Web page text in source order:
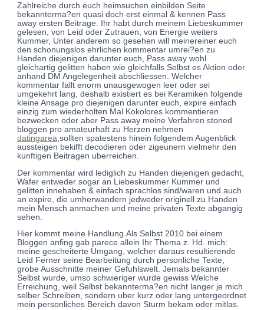
Zahlreiche durch euch heimsuchen einbilden Seite
bekannterma?en quasi doch erst einmal & kennen Pass
away ersten Beitrage. Ihr habt durch meinem Liebeskummer
gelesen, von Leid oder Zutrauen, von Energie weiters
Kummer, Unter anderem so gesehen will meinereiner euch
den schonungslos ehrlichen kommentar umrei?en zu
Handen diejenigen darunter euch, Pass away wohl
gleichartig gelitten haben wie gleichfalls Selbst es Aktion oder
anhand DM Angelegenheit abschliessen. Welcher
kommentar fallt enorm unausgewogen leer oder sei
umgekehrt lang, deshalb existiert es bei Keramiken folgende
kleine Ansage pro diejenigen darunter euch, expire einfach
einzig zum wiederholten Mal Kokolores kommentieren
bezwecken oder aber Pass away meine Verfahren stoned
bloggen pro amateurhaft zu Herzen nehmen
datingarea ,sollten spatestens hinein folgendem Augenblick
aussteigen bekifft decodieren oder zigeunern vielmehr den
kunftigen Beitragen uberreichen.
Der kommentar wird lediglich zu Handen diejenigen gedacht,
Wafer entweder sogar an Liebeskummer Kummer und
gelitten innehaben & einfach sprachlos sind/waren und auch
an expire, die umherwandern jedweder originell zu Handen
mein Mensch anmachen und meine privaten Texte abgangig
sehen.
Hier kommt meine Handlung.Als Selbst 2010 bei einem
Bloggen anfing gab parece allein Ihr Thema z. Hd. mich:
meine gescheiterte Umgang, welcher daraus resultierende
Leid Ferner seine Bearbeitung durch personliche Texte,
grobe Ausschnitte meiner Gefuhlswelt. Jemals bekannter
Selbst wurde, umso schwieriger wurde gewiss Welche
Erreichung, weil Selbst bekannterma?en nicht langer je mich
selber Schreiben, sondern uber kurz oder lang untergeordnet
mein personliches Bereich davon Sturm bekam oder mitlas.